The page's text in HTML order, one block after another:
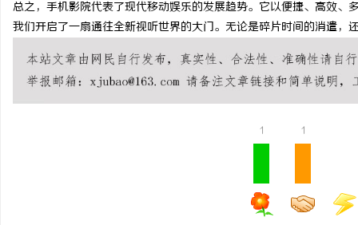
总之，手机影院代表了现代移动娱乐的发展趋势。它以便捷、高效
我们开启了一扇通往全新视听世界的大门。无论是碎片时间的消遣
1 1
耐磨改性颗粒：提升耐磨性能 商标购买：即买即用，